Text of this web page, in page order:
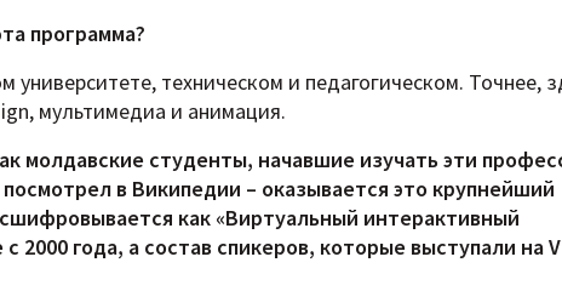
программа?
университете, техническом и педагогическом. Точнее,
мультимедиа и анимация.
молдавские студенты, начавшие изучать эти
в Википедии – оказывается это крупнейший
как «Виртуальный интерактивный
года, а состав спикеров, которые выступали на